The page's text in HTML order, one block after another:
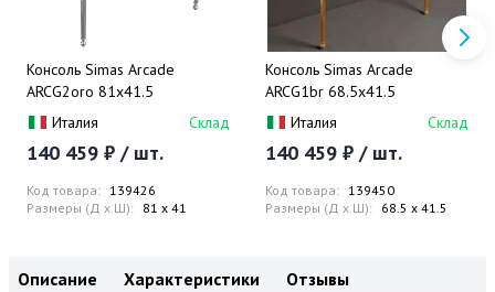
Консоль Simas Arcade
ARCG2oro 81х41.5
Италия
Склад
140 459 ₽ / шт.
Код товара: 139426
Размеры (Д x Ш): 81 x 41
Консоль Simas Arcade
ARCG1br 68.5х41.5
Италия
Склад
140 459 ₽ / шт.
Код товара: 139450
Размеры (Д x Ш): 68.5 x 41.5
Описание Характеристики Отзывы